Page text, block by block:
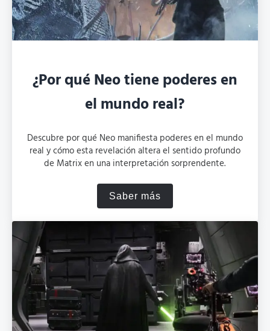
¿Por qué Neo tiene poderes en
el mundo real?
Descubre por qué Neo manifiesta poderes en el mundo
real y cómo esta revelación altera el sentido profundo
de Matrix en una interpretación sorprendente.
Saber más¿Por qué Neo tiene